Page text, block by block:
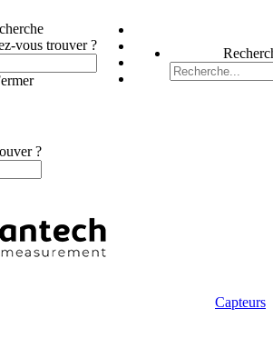
vous trouver ?
?
Capteurs